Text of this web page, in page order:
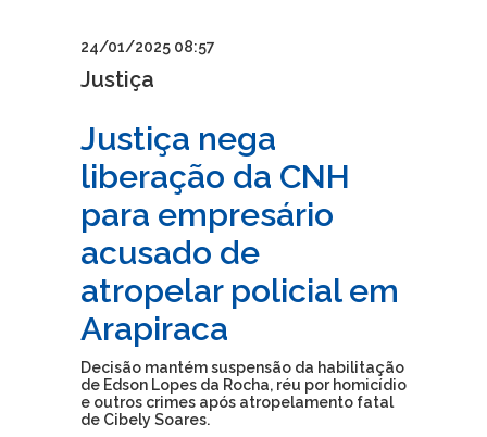
24/01/2025 08:57
Justiça
Justiça nega
liberação da CNH
para empresário
acusado de
atropelar policial em
Arapiraca
Decisão mantém suspensão da habilitação
de Edson Lopes da Rocha, réu por homicídio
e outros crimes após atropelamento fatal
de Cibely Soares.